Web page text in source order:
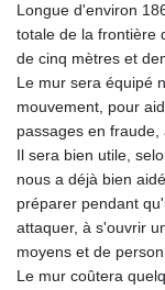
Longue d'environ
totale de la frontière
de cinq mètres et
Le mur sera équipé
mouvement, pour
passages en
Il sera bien utile,
nous a déjà bien
préparer pendant
attaquer, à s'ouvrir
moyens et de
Le mur coûtera